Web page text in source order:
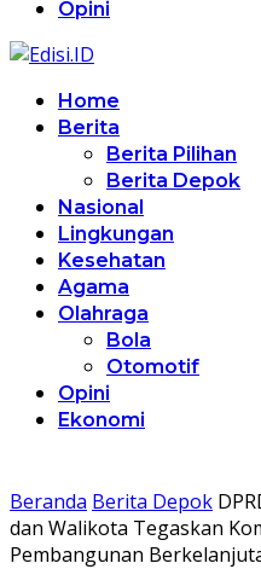
Opini
Home
Berita
Berita Pilihan
Berita Depok
Nasional
Lingkungan
Kesehatan
Agama
Olahraga
Bola
Otomotif
Opini
Ekonomi
Beranda Berita Depok
dan Walikota Tegaskan
Pembangunan